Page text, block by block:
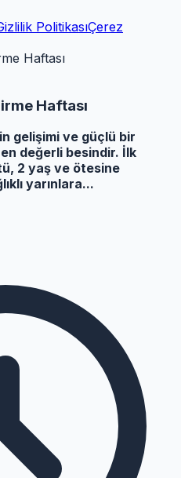
PolitikasıÇerez
Haftası
gelişimi ve güçlü bir
en değerli besindir. İlk
2 yaş ve ötesine
yarınlara...